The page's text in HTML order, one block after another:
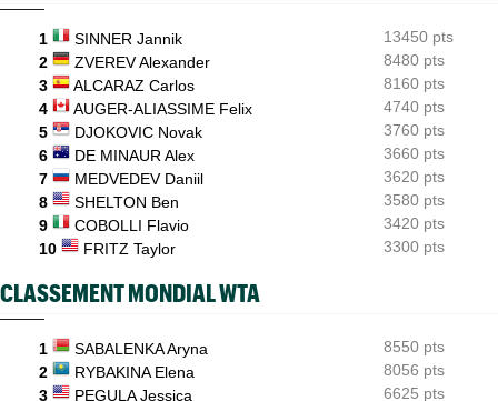
08/08
Next Gen ATP Finals
Comment Moïse Kouame peut faire mieux que Sinner et Alcaraz
?
08/08
WTA - Toronto
Amanda Anisimova : "Je ne veux pas me mettre de pression"
1 SINNER Jannik
13450 pts
2
ZVEREV Alexander
8480 pts
3
ALCARAZ Carlos
8160 pts
4
AUGER-ALIASSIME Felix
4740 pts
5
DJOKOVIC Novak
3760 pts
6
DE MINAUR Alex
3660 pts
7
MEDVEDEV Daniil
3620 pts
8
SHELTON Ben
3580 pts
9
COBOLLI Flavio
3420 pts
10
FRITZ Taylor 3300 pts
CLASSEMENT MONDIAL WTA
1 SABALENKA Aryna
8550 pts
2
RYBAKINA Elena
8056 pts
3
PEGULA Jessica
6625 pts